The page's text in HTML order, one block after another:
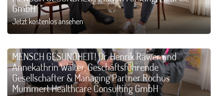
GmbH
Jetzt kostenlos ansehen
MENSCH GESUNDHEIT! Dr. Henrik Räwer und
Annekathrin Walter, Geschäftsführende
Gesellschafter & Managing Partner Rochus
Mummert Healthcare Consulting GmbH